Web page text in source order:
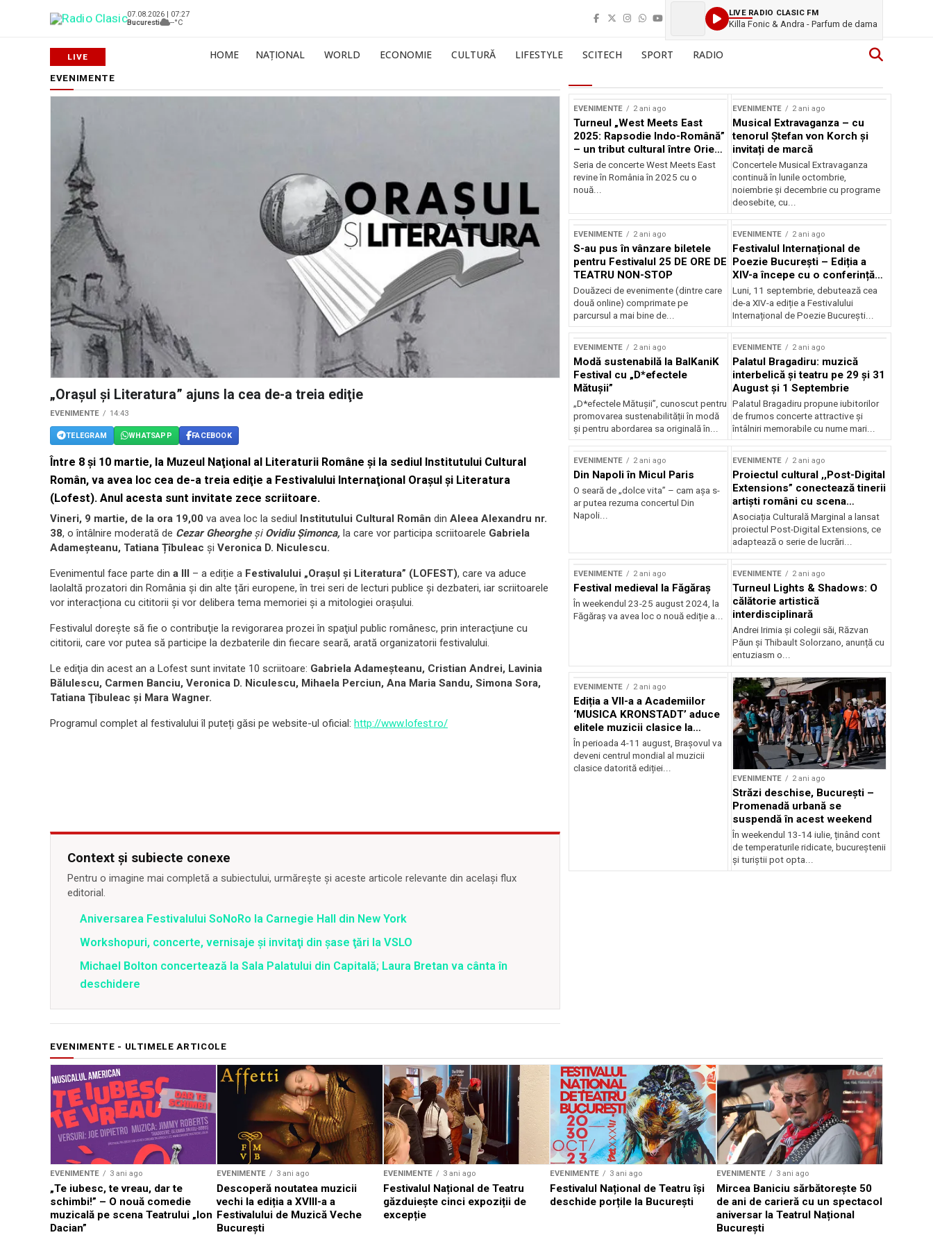
07.08.2026 | 07:27
Bucuresti
--°C
LIVE RADIO CLASIC FM
Killa Fonic & Andra - Parfum de dama
HOME NAȚIONAL WORLD ECONOMIE CULTURĂ LIFESTYLE SCITECH SPORT RADIO
EVENIMENTE
„Orașul și Literatura” ajuns la cea de-a treia ediţie
EVENIMENTE 14:43
TELEGRAM WHATSAPP FACEBOOK
Între 8 şi 10 martie, la Muzeul Naţional al Literaturii Române şi la sediul Institutului Cultural
Român, va avea loc cea de-a treia ediţie a Festivalului Internaţional Oraşul şi Literatura
(Lofest). Anul acesta sunt invitate zece scriitoare.
Vineri, 9 martie, de la ora 19,00 va avea loc la sediul Institutului Cultural Român din Aleea Alexandru nr.
38, o întâlnire moderată de Cezar GheorgheşiOvidiu Şimonca, la care vor participa scriitoarele Gabriela
Adameșteanu, Tatiana Țîbuleac şi Veronica D. Niculescu.
Evenimentul face parte din a III – a ediție a Festivalului „Orașul și Literatura” (LOFEST), care va aduce
laolaltă prozatori din România și din alte țări europene, în trei seri de lecturi publice și dezbateri, iar scriitoarele
vor interacționa cu cititorii și vor delibera tema memoriei și a mitologiei orașului.
Festivalul doreşte să fie o contribuţie la revigorarea prozei în spaţiul public românesc, prin interacţiune cu
cititorii, care vor putea să participe la dezbaterile din fiecare seară, arată organizatorii festivalului.
Le ediţia din acest an a Lofest sunt invitate 10 scriitoare: Gabriela Adameşteanu, Cristian Andrei, Lavinia
Bălulescu, Carmen Banciu, Veronica D. Niculescu, Mihaela Perciun, Ana Maria Sandu, Simona Sora,
Tatiana Ţîbuleac şi Mara Wagner.
Programul complet al festivalului îl puteți găsi pe website-ul oficial: http://www.lofest.ro/
Context și subiecte conexe
Pentru o imagine mai completă a subiectului, urmărește și aceste articole relevante din același flux
editorial.
Aniversarea Festivalului SoNoRo la Carnegie Hall din New York
Workshopuri, concerte, vernisaje şi invitaţi din şase ţări la VSLO
Michael Bolton concertează la Sala Palatului din Capitală; Laura Bretan va cânta în
deschidere
EVENIMENTE 2 ani ago
Turneul „West Meets East
2025: Rapsodie Indo-Română”
– un tribut cultural între Orient
și Occident
Seria de concerte West Meets East
revine în România în 2025 cu o
nouă...
EVENIMENTE 2 ani ago
Musical Extravaganza – cu
tenorul Ștefan von Korch și
invitați de marcă
Concertele Musical Extravaganza
continuă în lunile octombrie,
noiembrie şi decembrie cu programe
deosebite, cu...
EVENIMENTE 2 ani ago
S-au pus în vânzare biletele
pentru Festivalul 25 DE ORE DE
TEATRU NON-STOP
Douăzeci de evenimente (dintre care
două online) comprimate pe
parcursul a mai bine de...
EVENIMENTE 2 ani ago
Festivalul Internațional de
Poezie București – Ediția a
XIV-a începe cu o conferință
despre limba română
susținută de Marco Lucchesi
Luni, 11 septembrie, debutează cea
de-a XIV-a ediție a Festivalului
Internațional de Poezie București...
EVENIMENTE 2 ani ago
Modă sustenabilă la BalKaniK
Festival cu „D*efectele
Mătușii”
„D*efectele Mătușii”, cunoscut pentru
promovarea sustenabilității în modă
și pentru abordarea sa originală în...
EVENIMENTE 2 ani ago
Palatul Bragadiru: muzică
interbelică şi teatru pe 29 şi 31
August şi 1 Septembrie
Palatul Bragadiru propune iubitorilor
de frumos concerte attractive şi
întâlniri memorabile cu nume mari...
EVENIMENTE 2 ani ago
Din Napoli în Micul Paris
O seară de „dolce vita” – cam așa s-
ar putea rezuma concertul Din
Napoli...
EVENIMENTE 2 ani ago
Proiectul cultural ,,Post-Digital
Extensions” conectează tinerii
artiști români cu scena
internațională
Asociația Culturală Marginal a lansat
proiectul Post-Digital Extensions, ce
adaptează o serie de lucrări...
EVENIMENTE 2 ani ago
Festival medieval la Făgăraș
În weekendul 23-25 august 2024, la
Făgăraș va avea loc o nouă ediție a...
EVENIMENTE 2 ani ago
Turneul Lights & Shadows: O
călătorie artistică
interdisciplinară
Andrei Irimia și colegii săi, Răzvan
Păun și Thibault Solorzano, anunță cu
entuziasm o...
EVENIMENTE 2 ani ago
Ediția a VII-a a Academiilor
‘MUSICA KRONSTADT’ aduce
elitele muzicii clasice la
Brașov
În perioada 4-11 august, Brașovul va
deveni centrul mondial al muzicii
clasice datorită ediției...
EVENIMENTE 2 ani ago
Străzi deschise, București –
Promenadă urbană se
suspendă în acest weekend
În weekendul 13-14 iulie, ținând cont
de temperaturile ridicate, bucureștenii
și turiștii pot opta...
EVENIMENTE - ULTIMELE ARTICOLE
EVENIMENTE 3 ani ago
„Te iubesc, te vreau, dar te
schimbi!” – O nouă comedie
muzicală pe scena Teatrului „Ion
Dacian”
EVENIMENTE 3 ani ago
Descoperă noutatea muzicii
vechi la ediția a XVIII-a a
Festivalului de Muzică Veche
București
EVENIMENTE 3 ani ago
Festivalul Național de Teatru
găzduiește cinci expoziții de
excepție
EVENIMENTE 3 ani ago
Festivalul Național de Teatru își
deschide porțile la București
EVENIMENTE 3 ani ago
Mircea Baniciu sărbătorește 50
de ani de carieră cu un spectacol
aniversar la Teatrul Național
București